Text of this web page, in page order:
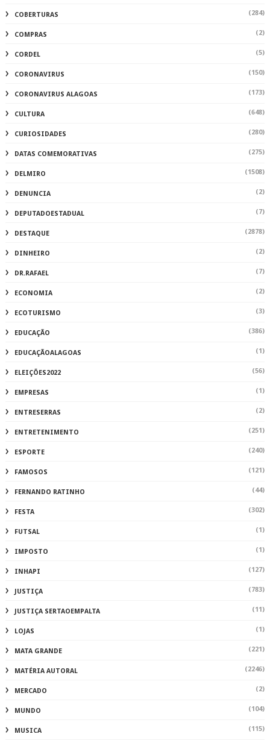
COBERTURAS (284)
COMPRAS (2)
CORDEL (5)
CORONAVIRUS (150)
CORONAVIRUS ALAGOAS (173)
CULTURA (648)
CURIOSIDADES (280)
DATAS COMEMORATIVAS (275)
DELMIRO (1508)
DENUNCIA (2)
DEPUTADOESTADUAL (7)
DESTAQUE (2878)
DINHEIRO (2)
DR.RAFAEL (7)
ECONOMIA (2)
ECOTURISMO (3)
EDUCAÇÃO (386)
EDUCAÇÃOALAGOAS (1)
ELEIÇÕES2022 (56)
EMPRESAS (1)
ENTRESERRAS (2)
ENTRETENIMENTO (251)
ESPORTE (240)
FAMOSOS (121)
FERNANDO RATINHO (44)
FESTA (302)
FUTSAL (1)
IMPOSTO (1)
INHAPI (127)
JUSTIÇA (783)
JUSTIÇA SERTAOEMPALTA (11)
LOJAS (1)
MATA GRANDE (221)
MATÉRIA AUTORAL (2246)
MERCADO (2)
MUNDO (104)
MUSICA (115)